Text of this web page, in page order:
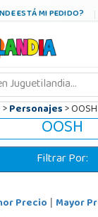
ESTÁ MI PEDIDO?
>Personajes> OOSH
OOSH
Filtrar Por:
Precio | Mayor